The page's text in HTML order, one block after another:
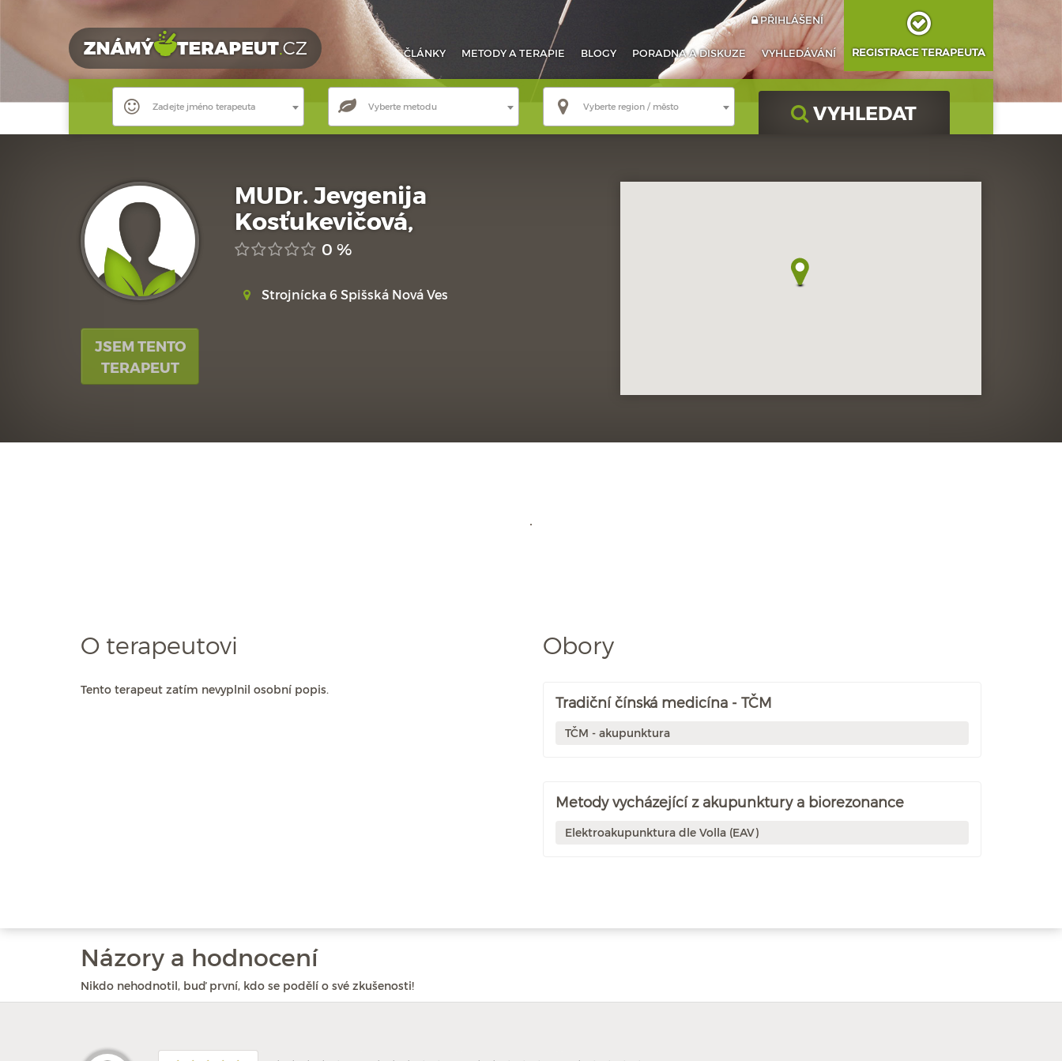
ČLÁNKY METODYA TERAPIE BLOGY PORADNAA DISKUZE VYHLEDÁVÁNÍ
PŘIHLÁŠENÍ
REGISTRACE TERAPEUTA
Zadejte jméno terapeuta Vyberte metodu Vyberte region / město VYHLEDAT
JSEM TENTO
TERAPEUT
MUDr. Jevgenija
Kosťukevičová,
0 %
Strojnícka 6 Spišská Nová Ves
O terapeutovi
Tento terapeut zatím nevyplnil osobní popis.
Obory
Tradiční čínská medicína - TČM
TČM - akupunktura
Metody vycházející z akupunktury a biorezonance
Elektroakupunktura dle Volla (EAV)
Názory a hodnocení
Nikdo nehodnotil, buď první, kdo se podělí o své zkušenosti!